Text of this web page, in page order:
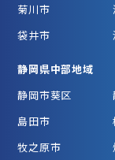
菊川市
袋井市
静岡県中部地域
静岡市葵区
島田市
牧之原市